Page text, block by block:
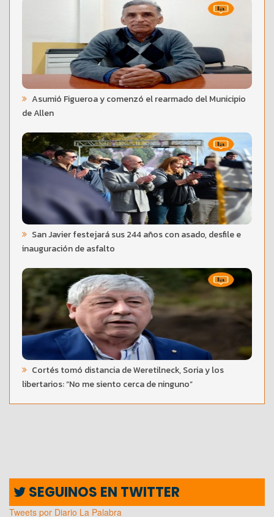
Asumió Figueroa y comenzó el rearmado del Municipio
de Allen
San Javier festejará sus 244 años con asado, desfile e
inauguración de asfalto
Cortés tomó distancia de Weretilneck, Soria y los
libertarios: “No me siento cerca de ninguno”
SEGUINOS EN TWITTER
Tweets por Diario La Palabra